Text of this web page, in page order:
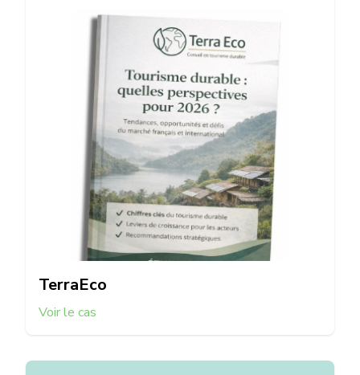
TerraEco
Voir le cas